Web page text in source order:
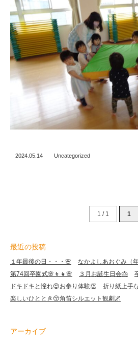
2024.05.14 Uncategorized
1 / 1 1
最近の投稿
１年最後の日・・・🌸
なかよしあおぐみ（
第74回卒園式🌸👦👧🌸
３月お誕生日会🎂
ドキドキと憧れ😍お参り体験👏
折り紙上手
楽しいひととき😚角笛シルエット観劇🌌
アーカイブ